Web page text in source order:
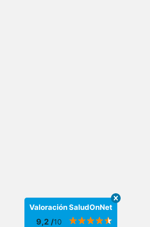
Valoración SaludOnNet
9,2 /10